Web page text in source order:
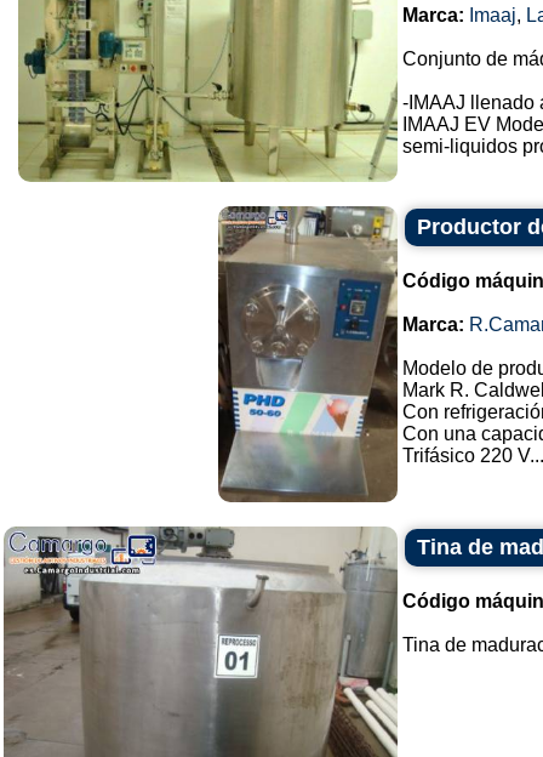
Marca: Imaaj,
Conjunto de
-IMAAJ llenado
IMAAJ EV
semi-liquidos
Productor
Código
Marca:
Modelo de
Mark R.
Con
Con una
Trifásico 220 V...
Tina de
Código
Tina de